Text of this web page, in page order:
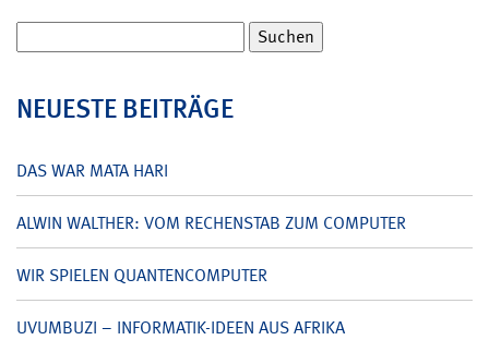
nach:
NEUESTE BEITRÄGE
DAS WAR MATA HARI
ALWIN WALTHER: VOM RECHENSTAB ZUM COMPUTER
WIR SPIELEN QUANTENCOMPUTER
UVUMBUZI – INFORMATIK-IDEEN AUS AFRIKA